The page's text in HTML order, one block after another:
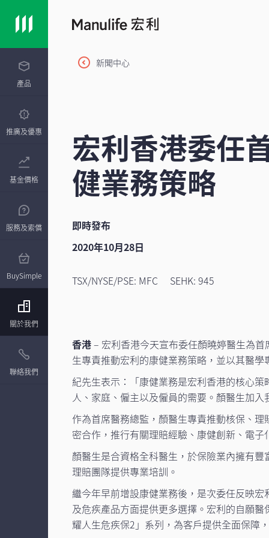
產品
推廣及優惠
基金價格
服務及索償
BuySimple
關於我們
聯絡我們
新聞中心
宏利香港委任
健業務策略
即時發布
2020年10月28日
TSX/NYSE/PSE: MFC SEHK: 945
香港– 宏利香港今天宣布委任顏曉婷醫生為
生專責推動宏利的康健業務策略，並以其醫
紀先生表示：「康健業務是宏利香港的核心
人、家庭、僱主以及僱員的需要。顏醫生加
作為首席醫務總監，顏醫生專責推動核保、
密合作，推行有關理賠經驗、康健創新、電子
顏醫生是合資格全科醫生，於保險業內擁有
理賠團隊提供專業培訓。
繼今年早前增設康健業務後，是次委任反映
及危疾產品方面提供更多選擇。宏利的自願
耀人生危疾保2」系列，為客戶提供全面保障